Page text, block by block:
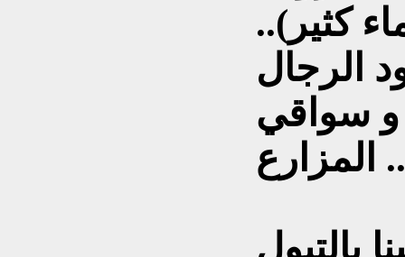
كثير)..
الرجال
و سواقي
المزارع ..
بالتبول